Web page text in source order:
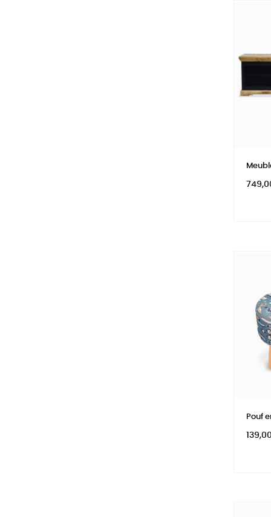
Prix
Pouf
Prix